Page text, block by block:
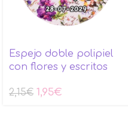
Espejo doble polipiel
con flores y escritos
2,15€ 1,95€